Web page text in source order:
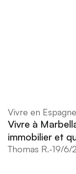
Vivre en Espagne
Vivre à
immobilier et
Thomas R.-19/6/